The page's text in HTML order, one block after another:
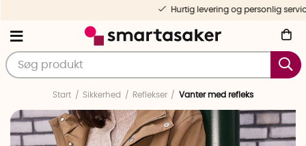
Hurtig levering og personlig service
Start Sikkerhed Reflekser Vanter med refleks